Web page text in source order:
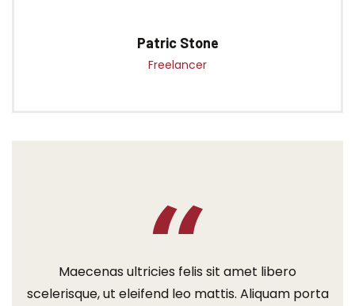
Patric Stone
Freelancer
Maecenas ultricies felis sit amet libero
scelerisque, ut eleifend leo mattis. Aliquam porta